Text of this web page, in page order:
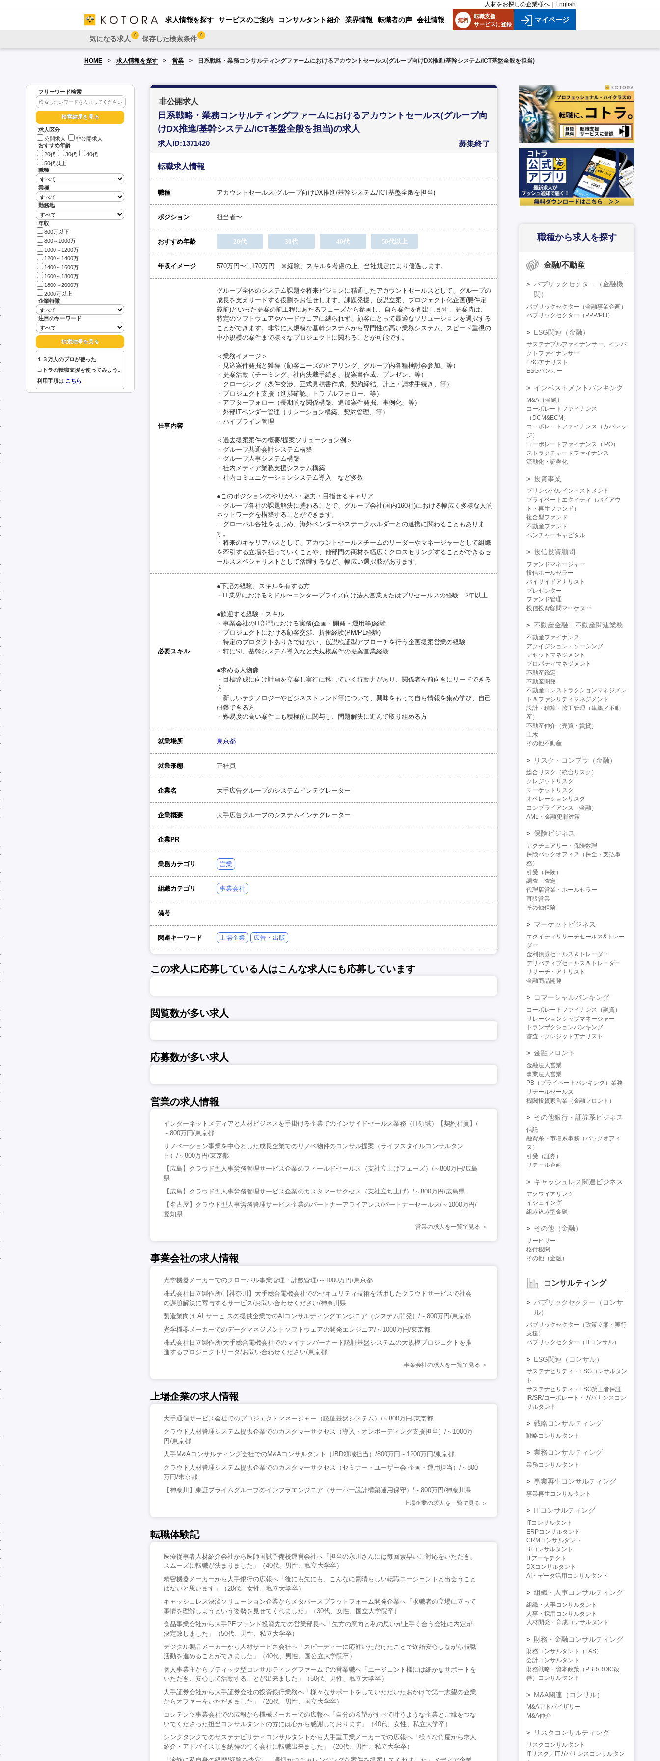
人材をお探しの企業様へ English
求人情報を探す サービスのご案内 コンサルタント紹介 業界情報 転職者の声 会社情報 無料
転職支援
サービスに登録
マイページ
気になる求人 0 保存した検索条件 0
HOME 求人情報を探す 営業 日系戦略・業務コンサルティングファームにおけるアカウントセールス(グループ向けDX推進/基幹システム/ICT基盤全般を担当)
フリーワード検索
求人区分
公開求人
非公開求人
おすすめ年齢
20代
30代
40代
50代以上
職種
業種
勤務地
年収
800万以下
800～1000万
1000～1200万
1200～1400万
1400～1600万
1600～1800万
1800～2000万
2000万以上
企業特徴
注目のキーワード
１３万人のプロが使った
コトラの転職支援を使ってみよう。
利用手順は こちら
非公開求人
日系戦略・業務コンサルティングファームにおけるアカウントセールス(グループ向
けDX推進/基幹システム/ICT基盤全般を担当)の求人
求人ID:1371420 募集終了
転職求人情報
職種 アカウントセールス(グループ向けDX推進/基幹システム/ICT基盤全般を担当)
ポジション 担当者〜
おすすめ年齢 20代 30代 40代 50代以上
年収イメージ 570万円〜1,170万円 ※経験、スキルを考慮の上、当社規定により優遇します。
仕事内容
グループ全体のシステム課題や将来ビジョンに精通したアカウントセールスとして、グループの
成長を支えリードする役割をお任せします。課題発掘、仮説立案、プロジェクト化企画(要件定
義前)といった提案の前工程にあたるフェーズから参画し、自ら案件を創出します。提案時は、
特定のソフトウェアやハードウェアに縛られず、顧客にとって最適なソリューションを選択する
ことができます。非常に大規模な基幹システムから専門性の高い業務システム、スピード重視の
中小規模の案件まで様々なプロジェクトに関わることが可能です。
＜業務イメージ＞
・見込案件発掘と獲得（顧客ニーズのヒアリング、グループ内各種検討会参加、等）
・提案活動（チーミング、社内決裁手続き、提案書作成、プレゼン、等）
・クロージング（条件交渉、正式見積書作成、契約締結、計上・請求手続き、等）
・プロジェクト支援（進捗確認、トラブルフォロー、等）
・アフターフォロー（長期的な関係構築、追加案件発掘、事例化、等）
・外部ITベンダー管理（リレーション構築、契約管理、等）
・パイプライン管理
＜過去提案案件の概要/提案ソリューション例＞
・グループ共通会計システム構築
・グループ人事システム構築
・社内メディア業務支援システム構築
・社内コミュニケーションシステム導入 など多数
●このポジションのやりがい・魅力・目指せるキャリア
・グループ各社の課題解決に携わることで、グループ会社(国内160社)における幅広く多様な人的
ネットワークを構築することができます。
・グローバル各社をはじめ、海外ベンダーやステークホルダーとの連携に関わることもありま
す。
・将来のキャリアパスとして、アカウントセールスチームのリーダーやマネージャーとして組織
を牽引する立場を担っていくことや、他部門の商材を幅広くクロスセリングすることができるセ
ールススペシャリストとして活躍するなど、幅広い選択肢があります。
必要スキル
●下記の経験、スキルを有する方
・IT業界におけるミドル〜エンタープライズ向け法人営業またはプリセールスの経験 2年以上
●歓迎する経験・スキル
・事業会社のIT部門における実務(企画・開発・運用等)経験
・プロジェクトにおける顧客交渉、折衝経験(PM/PL経験)
・特定のプロダクトありきではない、仮説検証型アプローチを行う企画提案営業の経験
・特にSI、基幹システム導入など大規模案件の提案営業経験
●求める人物像
・目標達成に向け計画を立案し実行に移していく行動力があり、関係者を前向きにリードできる
方
・新しいテクノロジーやビジネストレンド等について、興味をもって自ら情報を集め学び、自己
研鑽できる方
・難易度の高い案件にも積極的に関与し、問題解決に進んで取り組める方
就業場所 東京都
就業形態 正社員
企業名 大手広告グループのシステムインテグレーター
企業概要 大手広告グループのシステムインテグレーター
企業PR
業務カテゴリ 営業
組織カテゴリ 事業会社
備考
関連キーワード 上場企業 広告・出版
この求人に応募している人はこんな求人にも応募しています
閲覧数が多い求人
応募数が多い求人
営業の求人情報
インターネットメディアと人材ビジネスを手掛ける企業でのインサイドセールス業務（IT領域）【契約社員】/
～800万円/東京都
リノベーション事業を中心とした成長企業でのリノベ物件のコンサル提案（ライフスタイルコンサルタン
ト）/～800万円/東京都
【広島】クラウド型人事労務管理サービス企業のフィールドセールス（支社立上げフェーズ）/～800万円/広島
県
【広島】クラウド型人事労務管理サービス企業のカスタマーサクセス（支社立ち上げ）/～800万円/広島県
【名古屋】クラウド型人事労務管理サービス企業のパートナーアライアンス/パートナーセールス/～1000万円/
愛知県
営業の求人を一覧で見る
事業会社の求人情報
光学機器メーカーでのグローバル事業管理・計数管理/～1000万円/東京都
株式会社日立製作所/【神奈川】大手総合電機会社でのセキュリティ技術を活用したクラウドサービスで社会
の課題解決に寄与するサービス/お問い合わせください/神奈川県
製造業向け AI サーヒ スの提供企業でのAIコンサルティングエンジニア（システム開発）/～800万円/東京都
光学機器メーカーでのデータマネジメントソフトウェアの開発エンジニア/～1000万円/東京都
株式会社日立製作所/大手総合電機会社でのマイナンバーカード認証基盤システムの大規模プロジェクトを推
進するプロジェクトリーダ/お問い合わせください/東京都
事業会社の求人を一覧で見る
上場企業の求人情報
大手通信サービス会社でのプロジェクトマネージャー（認証基盤システム）/～800万円/東京都
クラウド人材管理システム提供企業でのカスタマーサクセス（導入・オンボーディング支援担当）/～1000万
円/東京都
大手M&Aコンサルティング会社でのM&Aコンサルタント（IBD領域担当）/800万円～1200万円/東京都
クラウド人材管理システム提供企業でのカスタマーサクセス（セミナー・ユーザー会 企画・運用担当）/～800
万円/東京都
【神奈川】東証プライムグループのインフラエンジニア（サーバー設計構築運用保守）/～800万円/神奈川県
上場企業の求人を一覧で見る
転職体験記
医療従事者人材紹介会社から医師国試予備校運営会社へ「担当の永川さんには毎回素早いご対応をいただき、
スムーズに転職が決まりました」（40代、男性、私立大学卒）
精密機器メーカーから大手銀行の広報へ「後にも先にも、こんなに素晴らしい転職エージェントと出会うこと
はないと思います」（20代、女性、私立大学卒）
キャッシュレス決済ソリューション企業からメタバースプラットフォーム開発企業へ「求職者の立場に立って
事情を理解しようという姿勢を見せてくれました」（30代、女性、国立大学院卒）
食品事業会社から大手PEファンド投資先での営業部長へ「先方の意向と私の思いが上手く合う会社に内定が
決定致しました」（50代、男性、私立大学卒）
デジタル製品メーカーから人材サービス会社へ「スピーディーに応対いただけたことで終始安心しながら転職
活動を進めることができました」（40代、男性、国公立大学院卒）
個人事業主からブティック型コンサルティングファームでの営業職へ「エージェント様には細かなサポートを
いただき、安心して活動することが出来ました」（50代、男性、私立大学卒）
大手証券会社から大手証券会社の投資銀行業務へ「様々なサポートをしていただいたおかげで第一志望の企業
からオファーをいただきました」（20代、男性、国立大学卒）
コンテンツ事業会社での広報から機械メーカーでの広報へ「自分の希望がすべて叶うような企業とご縁をつな
いでくださった担当コンサルタントの方には心から感謝しております」（40代、女性、私立大学卒）
シンクタンクでのサステナビリティコンサルタントから大手重工業メーカーでの広報へ「様々な角度から求人
紹介・アドバイス頂き納得の行く会社に転職出来ました」（20代、男性、私立大学卒）
職種から求人を探す
金融/不動産
パブリックセクター（金融機
関）
パブリックセクター（金融事業企画）
パブリックセクター（PPP/PFI）
ESG関連（金融）
サステナブルファイナンサー、インパ
クトファイナンサー
ESGアナリスト
ESGバンカー
インベストメントバンキング
M&A（金融）
コーポレートファイナンス
（DCM&ECM）
コーポレートファイナンス（カバレッ
ジ）
コーポレートファイナンス（IPO）
ストラクチャードファイナンス
流動化・証券化
投資事業
プリンシパルインベストメント
プライベートエクイティ（バイアウ
ト・再生ファンド）
複合型ファンド
不動産ファンド
ベンチャーキャピタル
投信投資顧問
ファンドマネージャー
投信ホールセラー
バイサイドアナリスト
プレゼンター
ファンド管理
投信投資顧問マーケター
不動産金融・不動産関連業務
不動産ファイナンス
アクイジション・ソーシング
アセットマネジメント
プロパティマネジメント
不動産鑑定
不動産開発
不動産コンストラクションマネジメン
ト＆ファシリティマネジメント
設計・積算・施工管理（建築／不動
産）
不動産仲介（売買・賃貸）
土木
その他不動産
リスク・コンプラ（金融）
総合リスク（統合リスク）
クレジットリスク
マーケットリスク
オペレーションリスク
コンプライアンス（金融）
AML・金融犯罪対策
保険ビジネス
アクチュアリー・保険数理
保険バックオフィス（保全・支払事
務）
引受（保険）
調査・査定
代理店営業・ホールセラー
直販営業
その他保険
マーケットビジネス
エクイティリサーチセールス&トレー
ダー
金利債券セールス＆トレーダー
デリバティブセールス＆トレーダー
リサーチ・アナリスト
金融商品開発
コマーシャルバンキング
コーポレートファイナンス（融資）
リレーションシップマネージャー
トランザクションバンキング
審査・クレジットアナリスト
金融フロント
金融法人営業
事業法人営業
PB（プライベートバンキング）業務
リテールセールス
機関投資家営業（金融フロント）
その他銀行・証券系ビジネス
信託
融資系・市場系事務（バックオフィ
ス）
引受（証券）
リテール企画
キャッシュレス関連ビジネス
アクワイアリング
イシュイング
組み込み型金融
その他（金融）
サービサー
格付機関
その他（金融）
コンサルティング
パブリックセクター（コンサ
ル）
パブリックセクター（政策立案・実行
支援）
パブリックセクター（ITコンサル）
ESG関連（コンサル）
サステナビリティ・ESGコンサルタン
ト
サステナビリティ・ESG第三者保証
IR/SR/コーポレート・ガバナンスコン
サルタント
戦略コンサルティング
戦略コンサルタント
業務コンサルティング
業務コンサルタント
事業再生コンサルティング
事業再生コンサルタント
ITコンサルティング
ITコンサルタント
ERPコンサルタント
CRMコンサルタント
BIコンサルタント
ITアーキテクト
DXコンサルタント
AI・データ活用コンサルタント
組織・人事コンサルティング
組織・人事コンサルタント
人事・採用コンサルタント
人材開発・育成コンサルタント
財務・金融コンサルティング
財務コンサルタント（FAS）
会計コンサルタント
財務戦略・資本政策（PBR/ROIC改
善）コンサルタント
M&A関連（コンサル）
M&Aアドバイザリー
M&A仲介
リスクコンサルティング
リスクコンサルタント
ITリスク／ITガバナンスコンサルタン